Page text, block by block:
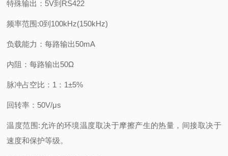
特殊输出：5V到RS422
频率范围:0到100kHz(150kHz)
负载能力：每路输出50mA
内阻：每路输出50Ω
脉冲占空比：1：1±5%
回转率：50V/μs
温度范围:允许的环境温度取决于摩擦产生的热量，间接取决于
速度和保护等级。